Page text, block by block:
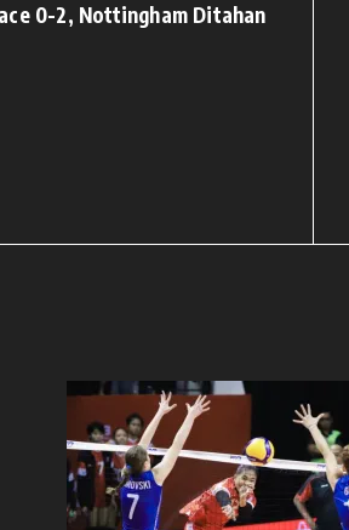
0-2, Nottingham Ditahan